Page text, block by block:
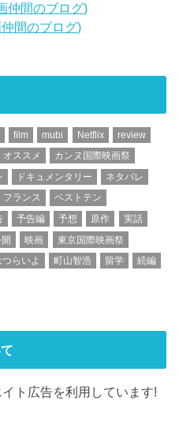
仲間のブログ)
間のブログ)
film mubi Netflix
review
オススメ
カンヌ国際映画祭
ドキュメンタリー
ネタバレ
フランス
ベストテン
予告編 予想 原作
実話
映画
東京国際映画祭
つらいよ 町山智浩 留学
続編
ト広告を利用しています!